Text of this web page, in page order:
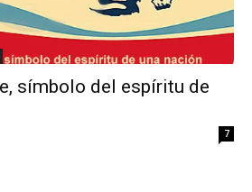
símbolo del espíritu de
7